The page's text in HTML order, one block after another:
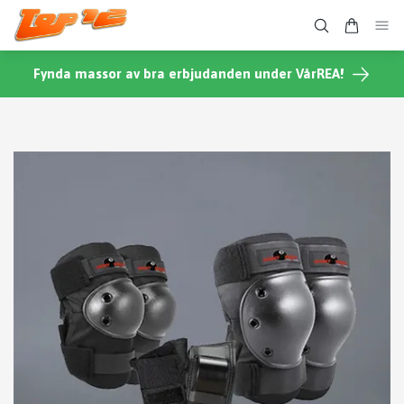
Fynda massor av bra erbjudanden under VårREA!